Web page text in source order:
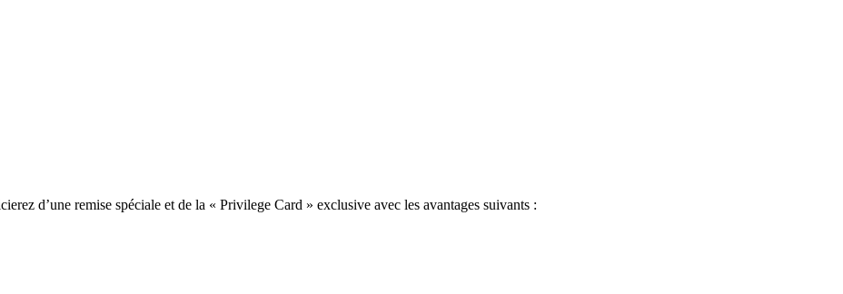
d’une remise spéciale et de la « Privilege Card » exclusive avec les avantages suivants :